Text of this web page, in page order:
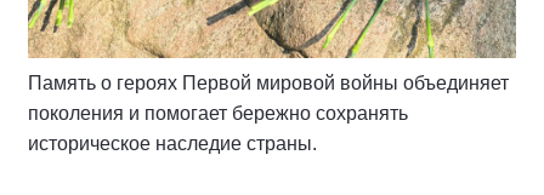
Память о героях Первой мировой войны объединяет
поколения и помогает бережно сохранять
историческое наследие страны.